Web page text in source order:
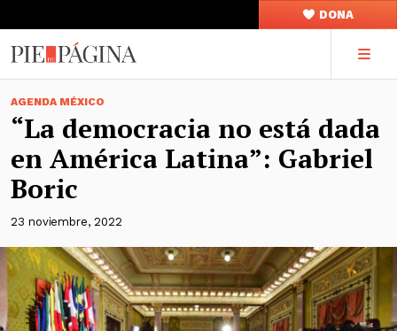
DONA
AGENDA MÉXICO
“La democracia no está dada
en América Latina”: Gabriel
Boric
23 noviembre, 2022